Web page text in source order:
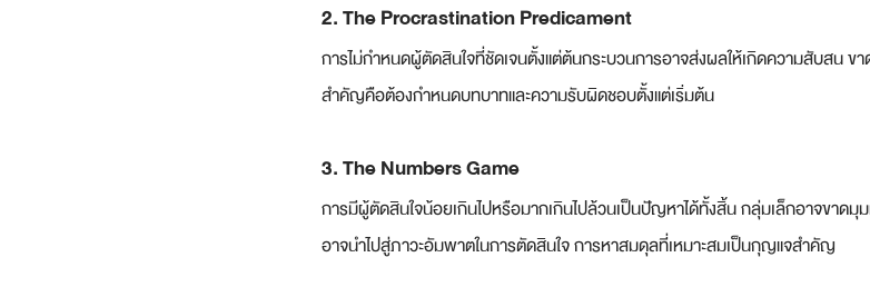
2. The Procrastination Predicament
การไม่กำหนดผู้ตัดสินใจที่ชัดเจนตั้งแต่ต้นกระบวนการอาจส่งผลให้เกิดความสับสน
สำคัญคือต้องกำหนดบทบาทและความรับผิดชอบตั้งแต่เริ่มต้น
3. The Numbers Game
การมีผู้ตัดสินใจน้อยเกินไปหรือมากเกินไปล้วนเป็นปัญหาได้ทั้งสิ้น กลุ่มเล็กอาจขาด
อาจนำไปสู่ภาวะอัมพาตในการตัดสินใจ การหาสมดุลที่เหมาะสมเป็นกุญแจสำคัญ